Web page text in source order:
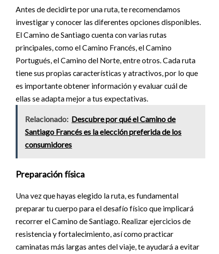
Antes de decidirte por una ruta, te recomendamos
investigar y conocer las diferentes opciones disponibles.
El Camino de Santiago cuenta con varias rutas
principales, como el Camino Francés, el Camino
Portugués, el Camino del Norte, entre otros. Cada ruta
tiene sus propias características y atractivos, por lo que
es importante obtener información y evaluar cuál de
ellas se adapta mejor a tus expectativas.
Relacionado: Descubre por qué el Camino de
Santiago Francés es la elección preferida de los
consumidores
Preparación física
Una vez que hayas elegido la ruta, es fundamental
preparar tu cuerpo para el desafío físico que implicará
recorrer el Camino de Santiago. Realizar ejercicios de
resistencia y fortalecimiento, así como practicar
caminatas más largas antes del viaje, te ayudará a evitar